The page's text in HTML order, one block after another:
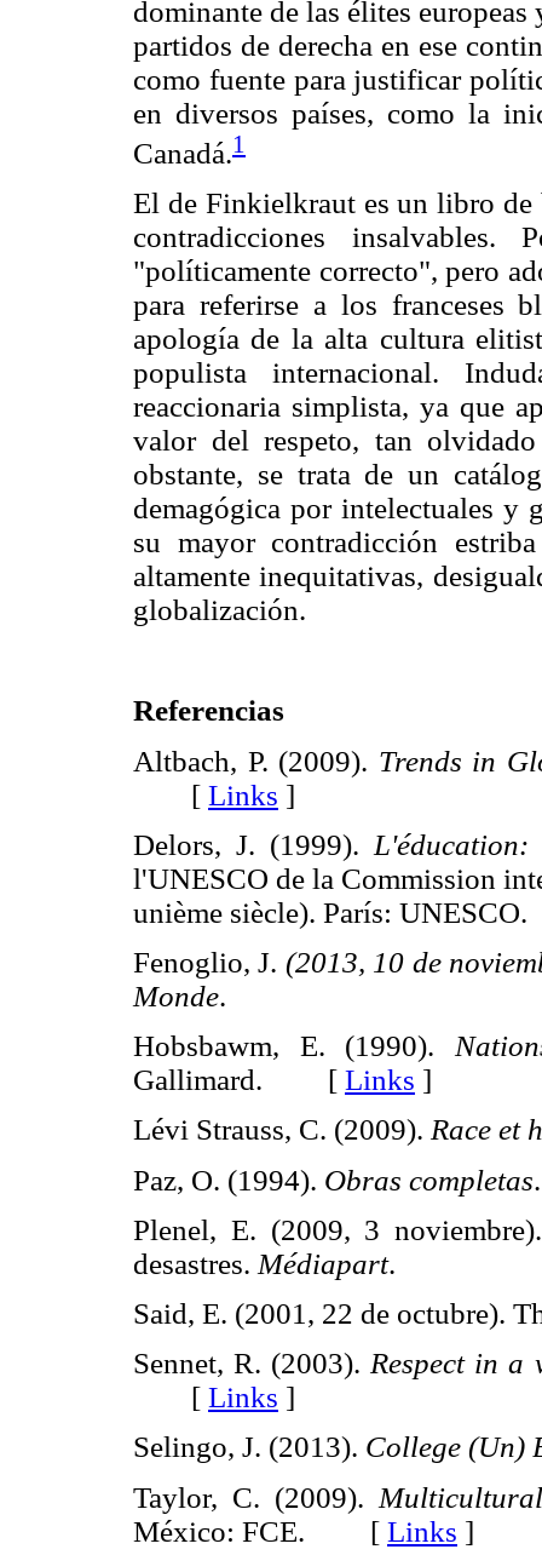
dominante de las élites
partidos de derecha en ese
como fuente para justificar
en diversos países, como la
Canadá.1
El de Finkielkraut es un libro de
contradicciones
"políticamente correcto", pero
para referirse a los franceses
apología de la alta cultura
populista internacional.
reaccionaria simplista, ya que
valor del respeto, tan
obstante, se trata de un
demagógica por intelectuales y
su mayor contradicción
altamente inequitativas,
globalización.
Referencias
Altbach, P. (2009). Trends in
[ Links ]
Delors, J. (1999). L'éducation:
l'UNESCO de la Commission
unième siècle). París:
Fenoglio, J. (2013, 10 de
Monde.
Hobsbawm, E. (1990).
Gallimard. [ Links ]
Lévi Strauss, C. (2009). Race et
Paz, O. (1994). Obras completas
Plenel, E. (2009, 3
desastres. Médiapart.
Said, E. (2001, 22 de octubre).
Sennet, R. (2003). Respect in
[ Links ]
Selingo, J. (2013). College (Un)
Taylor, C. (2009).
México: FCE. [ Links ]